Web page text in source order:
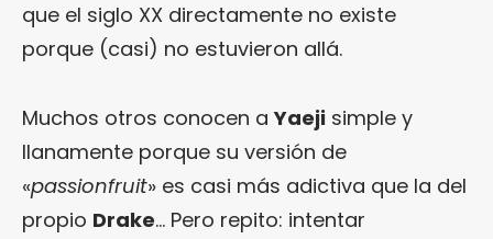
que el siglo XX directamente no existe
porque (casi) no estuvieron allá.
Muchos otros conocen aYaeji simple y
llanamente porque su versión de
«passionfruit» es casi más adictiva que la del
propio Drake… Pero repito: intentar